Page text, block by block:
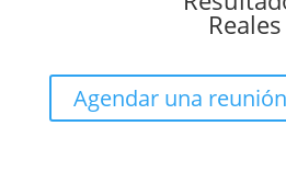
Reales
Agendar una reunión